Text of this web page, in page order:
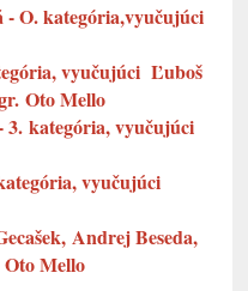
- O. kategória,vyučujúci
vyučujúci Ľuboš
Oto Mello
3. kategória, vyučujúci
vyučujúci
Andrej Beseda,
Mello